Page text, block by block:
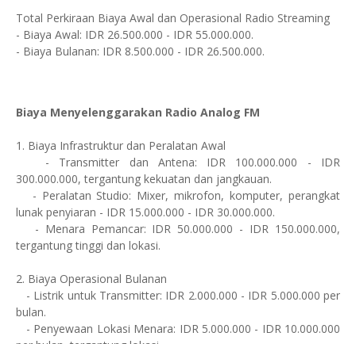
Total Perkiraan Biaya Awal dan Operasional Radio Streaming
- Biaya Awal: IDR 26.500.000 - IDR 55.000.000.
- Biaya Bulanan: IDR 8.500.000 - IDR 26.500.000.
Biaya Menyelenggarakan Radio Analog FM
1. Biaya Infrastruktur dan Peralatan Awal
- Transmitter dan Antena: IDR 100.000.000 - IDR
300.000.000, tergantung kekuatan dan jangkauan.
- Peralatan Studio: Mixer, mikrofon, komputer, perangkat
lunak penyiaran - IDR 15.000.000 - IDR 30.000.000.
- Menara Pemancar: IDR 50.000.000 - IDR 150.000.000,
tergantung tinggi dan lokasi.
2. Biaya Operasional Bulanan
- Listrik untuk Transmitter: IDR 2.000.000 - IDR 5.000.000 per
bulan.
- Penyewaan Lokasi Menara: IDR 5.000.000 - IDR 10.000.000